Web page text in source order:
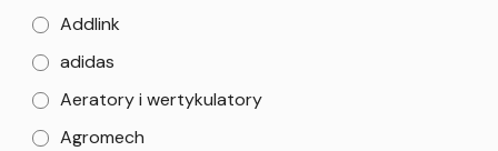
Addlink
adidas
Aeratory i wertykulatory
Agromech